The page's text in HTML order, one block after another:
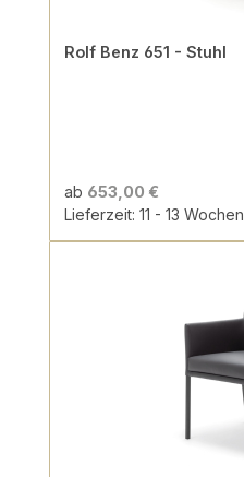
Rolf Benz 651 - Stuhl
ab 653,00 €
Lieferzeit: 11 - 13 Wochen